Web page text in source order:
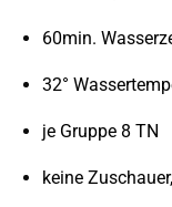
60min.
32°
je Gruppe 8 TN
keine